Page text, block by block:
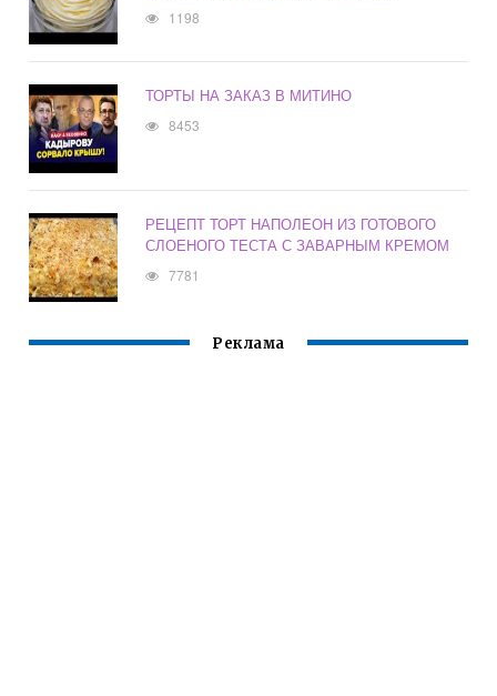
1198
ТОРТЫ НА ЗАКАЗ В МИТИНО
8453
РЕЦЕПТ ТОРТ НАПОЛЕОН ИЗ ГОТОВОГО
СЛОЕНОГО ТЕСТА С ЗАВАРНЫМ КРЕМОМ
7781
Реклама